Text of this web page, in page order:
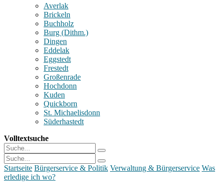
Averlak
Brickeln
Buchholz
Burg (Dithm.)
Dingen
Eddelak
Eggstedt
Frestedt
Großenrade
Hochdonn
Kuden
Quickborn
St. Michaelisdonn
Süderhastedt
Volltextsuche
Startseite Bürgerservice & Politik Verwaltung & Bürgerservice Was
erledige ich wo?